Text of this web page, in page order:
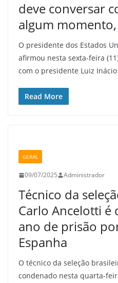
deve conversar
algum momento,
O presidente dos Estados
afirmou nesta sexta-feira
com o presidente Luiz
Read More
GERAL
09/07/2025 Administrador
Técnico da
Carlo Ancelotti é
ano de prisão
Espanha
O técnico da seleção
condenado nesta quarta-